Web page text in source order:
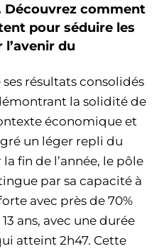
comment
pour séduire les
du
résultats consolidés
la solidité de
économique et
un léger repli du
fin de l’année, le pôle
par sa capacité à
avec près de 70%
ans, avec une durée
atteint 2h47. Cette